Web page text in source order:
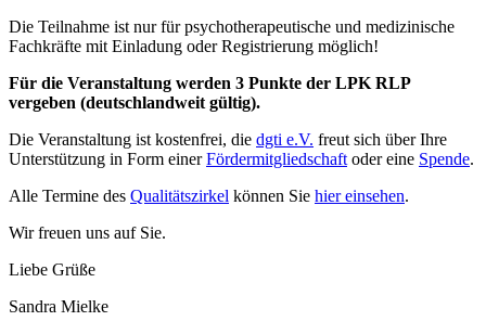
Die Teilnahme ist nur für psychotherapeutische und medizinische
Fachkräfte mit Einladung oder Registrierung möglich!
Für die Veranstaltung werden 3 Punkte der LPK RLP
vergeben (deutschlandweit gültig).
Die Veranstaltung ist kostenfrei, die dgti e.V. freut sich über Ihre
Unterstützung in Form einerFördermitgliedschaft oder eine Spende.
Alle Termine des Qualitätszirkel können Sie hier einsehen.
Wir freuen uns auf Sie.
Liebe Grüße
Sandra Mielke